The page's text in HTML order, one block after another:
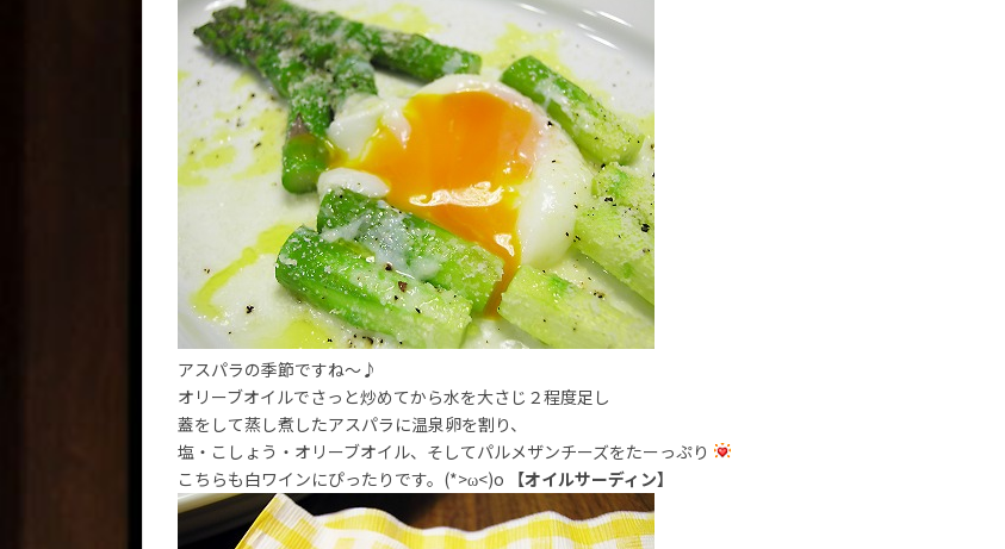
アスパラの季節ですね～♪
オリーブオイルでさっと炒めてから水を大さじ２程度足し
蓋をして蒸し煮したアスパラに温泉卵を割り、
塩・こしょう・オリーブオイル、そしてパルメザンチーズをたーっぷり
こちらも白ワインにぴったりです。(*>ω<)o
【オイルサーディン】